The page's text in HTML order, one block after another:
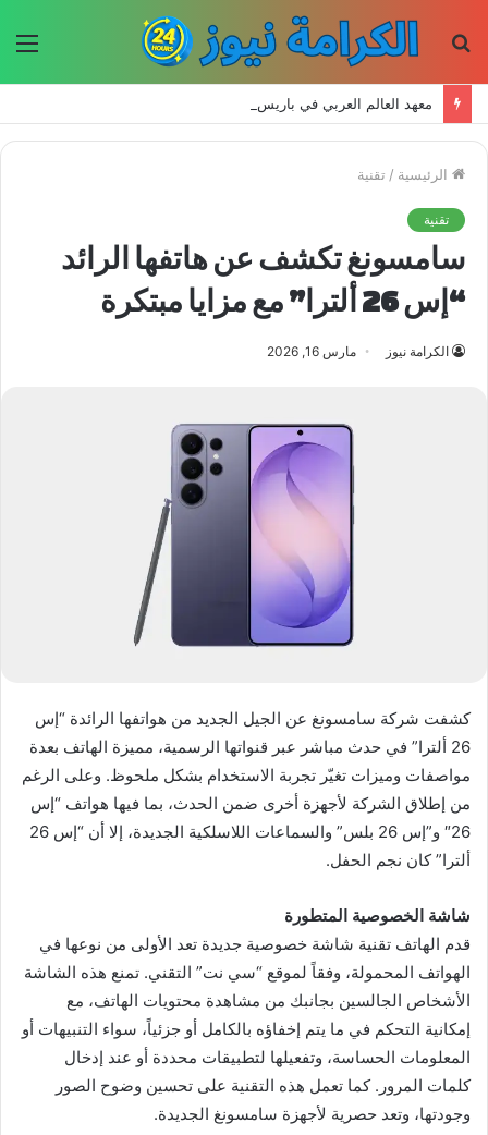
الرئيسية / تقنية
تقنية
سامسونغ تكشف عن هاتفها الرائد
“إس 26 ألترا” مع مزايا مبتكرة
الكرامة نيوز مارس 16, 2026
كشفت شركة سامسونغ عن الجيل الجديد من هواتفها الرائدة “إس
26 ألترا” في حدث مباشر عبر قنواتها الرسمية، مميزة الهاتف بعدة
مواصفات وميزات تغيّر تجربة الاستخدام بشكل ملحوظ. وعلى الرغم
من إطلاق الشركة لأجهزة أخرى ضمن الحدث، بما فيها هواتف “إس
26″ و”إس 26 بلس” والسماعات اللاسلكية الجديدة، إلا أن “إس 26
ألترا” كان نجم الحفل.
شاشة الخصوصية المتطورة
قدم الهاتف تقنية شاشة خصوصية جديدة تعد الأولى من نوعها في
الهواتف المحمولة، وفقاً لموقع “سي نت” التقني. تمنع هذه الشاشة
الأشخاص الجالسين بجانبك من مشاهدة محتويات الهاتف، مع
إمكانية التحكم في ما يتم إخفاؤه بالكامل أو جزئياً، سواء التنبيهات أو
المعلومات الحساسة، وتفعيلها لتطبيقات محددة أو عند إدخال
كلمات المرور. كما تعمل هذه التقنية على تحسين وضوح الصور
وجودتها، وتعد حصرية لأجهزة سامسونغ الجديدة.